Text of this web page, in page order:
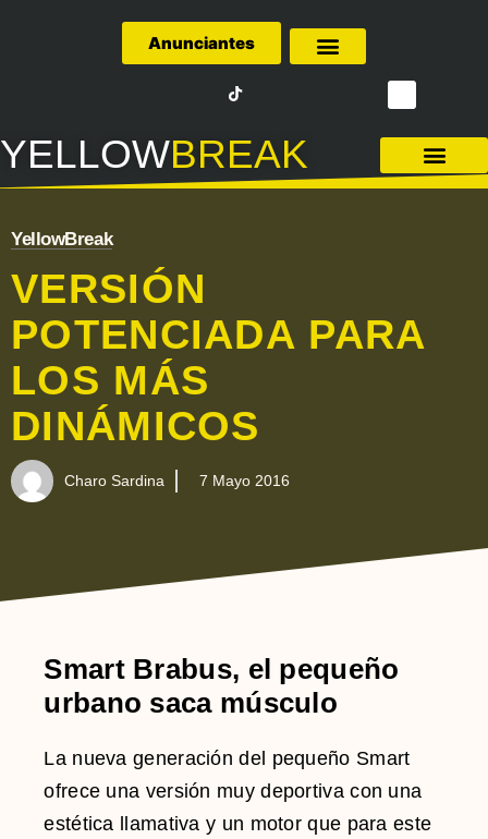
Anunciantes
YELLOWBREAK
YellowBreak
VERSIÓN
POTENCIADA PARA
LOS MÁS
DINÁMICOS
Charo Sardina 7 Mayo 2016
Smart Brabus, el pequeño
urbano saca músculo
La nueva generación del pequeño Smart
ofrece una versión muy deportiva con una
estética llamativa y un motor que para este